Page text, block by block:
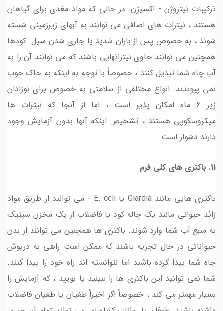
ترکیبات نیتروژن - اکسیژن. در حالی که مواد مغذی برای گیاهان
هستند ، نیترات های اضافی می توانند به آبهای زیرزمینی شسته
شوند ، به خصوص پس از باران شدید یا جاری شدن سیل. کودها
همچنین می توانند حاوی نیتراتهایی باشند که می توانند آن را به
آب چاه شما تبدیل کنند ، خصوصاً با توجه به اینکه به خاک خوب
نمی پیوندند. انواع مختلفی از سلامتی به خصوص برای نوزادان
زیر 6 ماه امکان پذیر است ، اما از آنجا که نیترات ها
میکروسکوپی هستند ، تشخیص اینکه آنها بدون آزمایش وجود
دارند دشوار است.
11. باکتری های کلی فرم
باکتری هایی مانند Giardia یا E. coli - می توانند از طریق مواد
زائد حیوانی مانند یک چاله کود یا فاضلاب از یک مخزن سپتیک
به منبع آب شما وارد شوند. باکتری ها همچنین می توانند از بدن
حیواناتی در حال تجزیه باشند که ممکن است راهی به درپوش
چاه شما پیدا کرده باشند اما نتوانسته اند راه خود را پیدا کنند.
شما نمی توانید این باکتری ها را ببینید یا بویید ، که آزمایش را
بسیار مهمتر می کند ، خصوصاً اگر اخیراً طغیان یا طغیان فاضلاب